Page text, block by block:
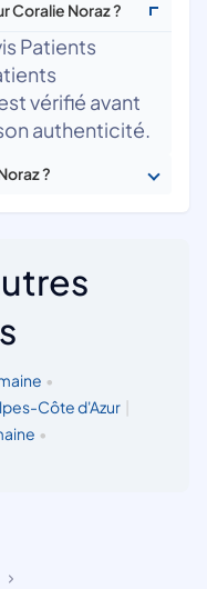
Coralie Noraz ?
Patients
vérifié avant
authenticité.
?
•
Côte d'Azur
•